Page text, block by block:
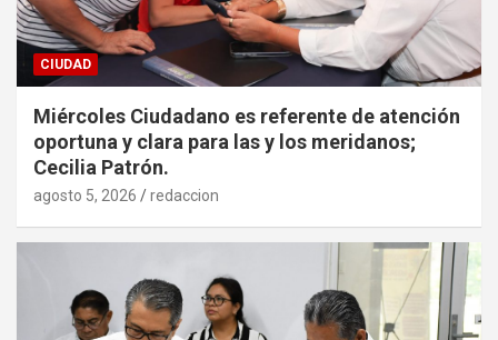
CIUDAD
Miércoles Ciudadano es referente de atención
oportuna y clara para las y los meridanos;
Cecilia Patrón.
agosto 5, 2026 redaccion